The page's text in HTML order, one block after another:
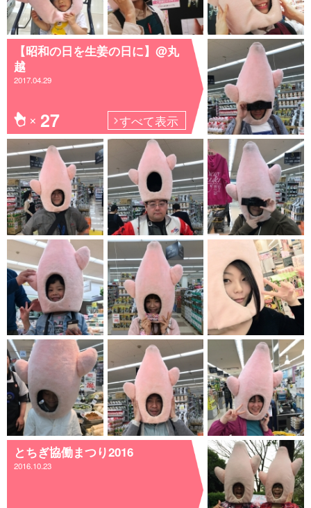
【昭和の日を生姜の日に】@丸
越
2017.04.29
27 すべて表示
とちぎ協働まつり2016
2016.10.23